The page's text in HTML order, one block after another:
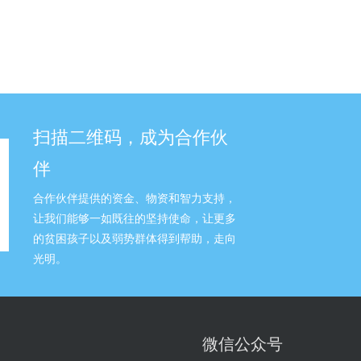
扫描二维码，成为合作伙
伴
合作伙伴提供的资金、物资和智力支持，
让我们能够一如既往的坚持使命，让更多
的贫困孩子以及弱势群体得到帮助，走向
光明。
微信公众号